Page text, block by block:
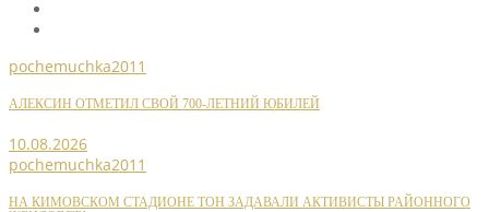
pochemuchka2011
АЛЕКСИН ОТМЕТИЛ СВОЙ 700-ЛЕТНИЙ ЮБИЛЕЙ
10.08.2026
pochemuchka2011
НА КИМОВСКОМ СТАДИОНЕ ТОН ЗАДАВАЛИ АКТИВИСТЫ РАЙОННОГО